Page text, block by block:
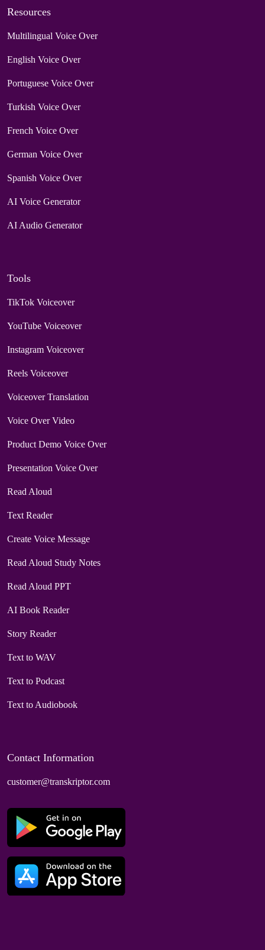
Resources
Multilingual Voice Over
English Voice Over
Portuguese Voice Over
Turkish Voice Over
French Voice Over
German Voice Over
Spanish Voice Over
AI Voice Generator
AI Audio Generator
Tools
TikTok Voiceover
YouTube Voiceover
Instagram Voiceover
Reels Voiceover
Voiceover Translation
Voice Over Video
Product Demo Voice Over
Presentation Voice Over
Read Aloud
Text Reader
Create Voice Message
Read Aloud Study Notes
Read Aloud PPT
AI Book Reader
Story Reader
Text to WAV
Text to Podcast
Text to Audiobook
Contact Information
customer@transkriptor.com